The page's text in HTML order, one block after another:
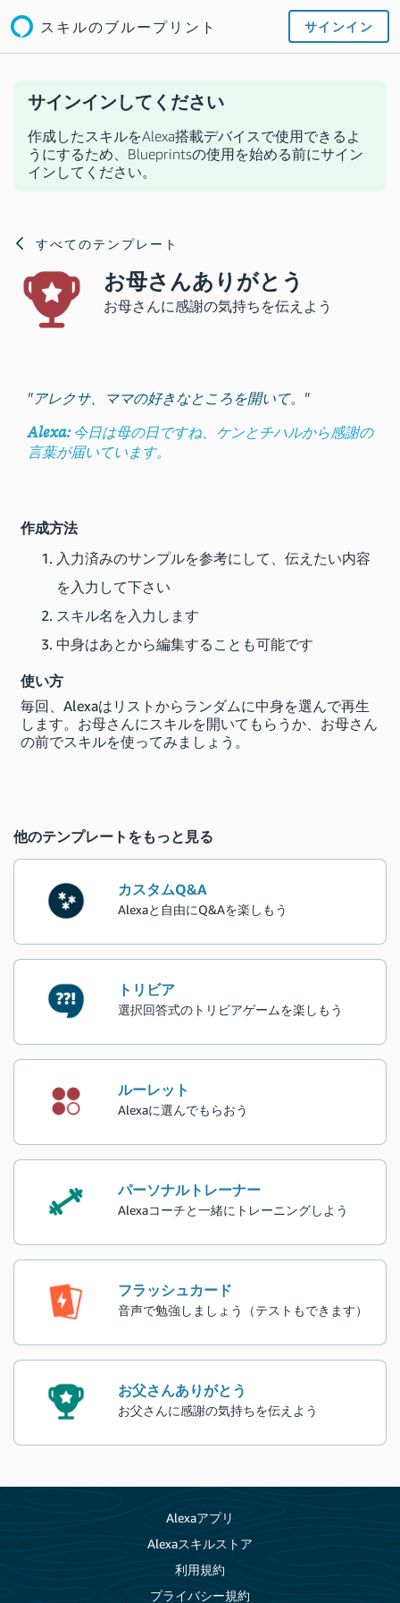
スキルのブループリント サインイン
サインインしてください
作成したスキルをAlexa搭載デバイスで使用できるよ
うにするため、Blueprintsの使用を始める前にサイン
インしてください。
すべてのテンプレート
お母さんありがとう
お母さんに感謝の気持ちを伝えよう
"アレクサ、ママの好きなところを開いて。"
Alexa:今日は母の日ですね、ケンとチハルから感謝の
言葉が届いています。
作成方法
入力済みのサンプルを参考にして、伝えたい内容
を入力して下さい
スキル名を入力します
中身はあとから編集することも可能です
使い方
毎回、Alexaはリストからランダムに中身を選んで再生
します。お母さんにスキルを開いてもらうか、お母さん
の前でスキルを使ってみましょう。
他のテンプレートをもっと見る
カスタムQ&A
Alexaと自由にQ&Aを楽しもう
トリビア
選択回答式のトリビアゲームを楽しもう
ルーレット
Alexaに選んでもらおう
パーソナルトレーナー
Alexaコーチと一緒にトレーニングしよう
フラッシュカード
音声で勉強しましょう（テストもできます）
お父さんありがとう
お父さんに感謝の気持ちを伝えよう
Alexaアプリ
Alexaスキルストア
利用規約
プライバシー規約